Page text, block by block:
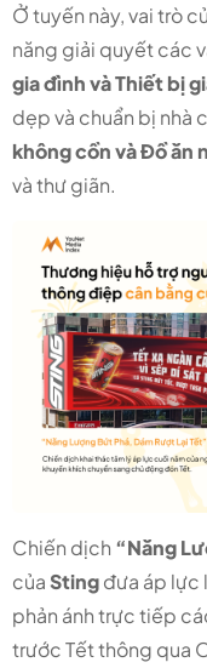
Ở tuyến này, vai trò
năng giải quyết các
gia đình và Thiết bị
dẹp và chuẩn bị nhà
không cồn và Đồ ăn
và thư giãn.
Chiến dịch “Năng
củaStingđưa áp lực
phản ánh trực tiếp
trước Tết thông qua